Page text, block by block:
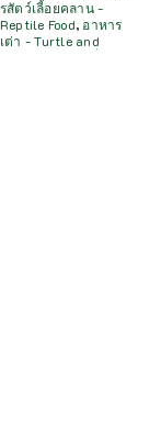
รสัตว์เลี้อยคลาน -
Reptile Food, อาหาร
เต่า - Turtle and